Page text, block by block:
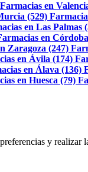
Farmacias en
(529)
en Las Palmas
en
Zaragoza (247)
en Ávila (174)
en Álava (136)
en Huesca (79)
y realizar